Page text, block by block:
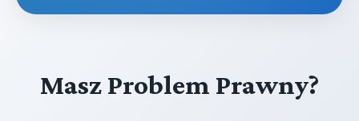
Masz Problem Prawny?